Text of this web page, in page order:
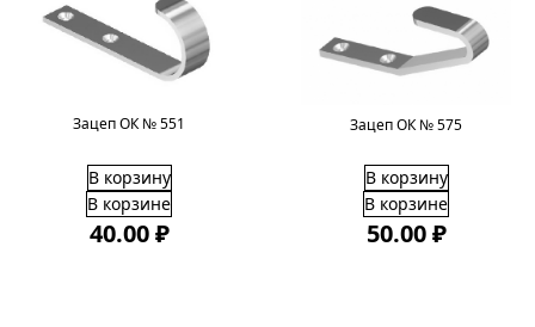
Зацеп ОК № 551
В корзину
В корзине
40.00 ₽
Зацеп ОК № 575
В корзину
В корзине
50.00 ₽